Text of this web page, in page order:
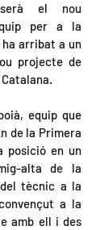
el nou
per a la
arribat a un
projecte de
equip que
de la Primera
posició en un
alta de la
tècnic a la
a la
amb ell i des